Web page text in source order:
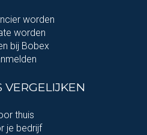
worden
worden
bij Bobex
VERGELIJKEN
thuis
je bedrijf